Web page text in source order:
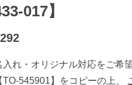
017】
292
入れ・オリジナル対応をご希
TO-545901】をコピーの上、